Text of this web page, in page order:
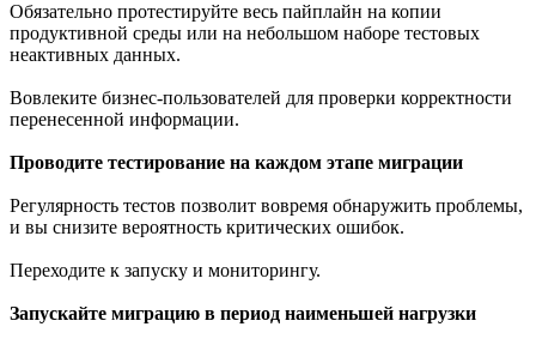
Обязательно протестируйте весь пайплайн на копии
продуктивной среды или на небольшом наборе тестовых
неактивных данных.
Вовлеките бизнес-пользователей для проверки корректности
перенесенной информации.
Проводите тестирование на каждом этапе миграции
Регулярность тестов позволит вовремя обнаружить проблемы,
и вы снизите вероятность критических ошибок.
Переходите к запуску и мониторингу.
Запускайте миграцию в период наименьшей нагрузки